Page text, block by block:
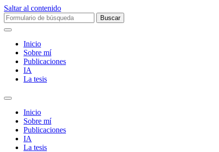
Saltar al contenido
Buscar:
Inicio
Sobre mí­
Publicaciones
IA
La tesis
Alternar
campo
búsqueda
Inicio
Sobre mí­
Publicaciones
IA
La tesis